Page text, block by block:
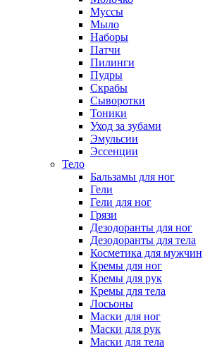
Муссы
Мыло
Наборы
Патчи
Пилинги
Пудры
Скрабы
Сыворотки
Тоники
Уход за зубами
Эмульсии
Эссенции
Тело
Бальзамы для ног
Гели
Гели для ног
Грязи
Дезодоранты для ног
Дезодоранты для тела
Косметика для мужчин
Кремы для ног
Кремы для рук
Кремы для тела
Лосьоны
Маски для ног
Маски для рук
Маски для тела